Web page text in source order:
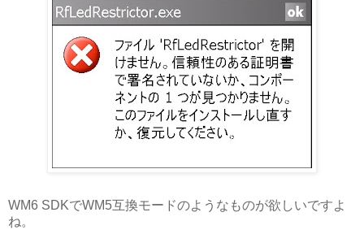
WM6 SDKでWM5互換モードのようなものが欲しいですよ
ね。